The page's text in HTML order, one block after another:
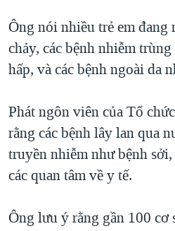
Ông nói nhiều trẻ em đang
chảy, các bệnh nhiễm
hấp, và các bệnh ngoài da
Phát ngôn viên của Tổ
rằng các bệnh lây lan qua
truyền nhiễm như bệnh
các quan tâm về y tế.
Ông lưu ý rằng gần 100 cơ